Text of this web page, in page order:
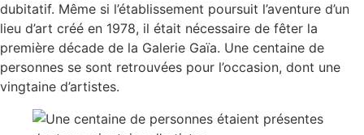
dubitatif. Même si l’établissement poursuit l’aventure d’un
lieu d’art créé en 1978, il était nécessaire de fêter la
première décade de la Galerie Gaïa. Une centaine de
personnes se sont retrouvées pour l’occasion, dont une
vingtaine d’artistes.